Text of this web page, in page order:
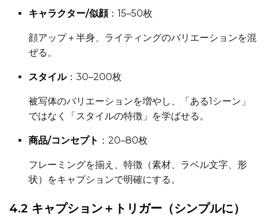
Toggle Disable Sampling
Disable Sampling
Sample Prompts (10)
Width
キャラクター/似顔：15–50枚
顔アップ＋半身、ライティングのバリエーションを混
ぜる。
スタイル：30–200枚
被写体のバリエーションを増やし、「ある1シーン」
ではなく「スタイルの特徴」を学ばせる。
商品/コンセプト ：20–80枚
フレーミングを揃え、特徴（素材、ラベル文字、形
状）をキャプションで明確にする。
4.2 キャプション＋トリガー（シンプルに）